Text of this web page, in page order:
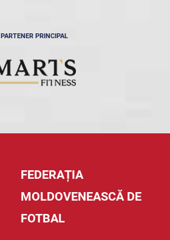
PARTENER PRINCIPAL
FEDERAȚIA
MOLDOVENEASCĂ DE
FOTBAL